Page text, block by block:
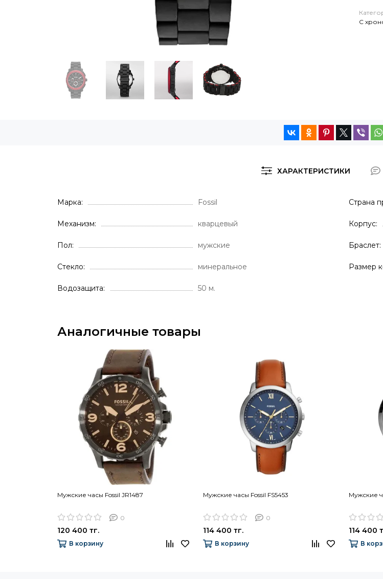
C
ХАРАКТЕРИСТИКИ
Марка Fossil
Механизм кварцевый
Пол мужские
Стекло минеральное
Водозащита 50 м.
Страна
Корпус
Браслет
Размер
Аналогичные товары
Мужские часы Fossil JR1487
0
120 400 тг.
В корзину
Мужские часы Fossil FS5453
0
114 400 тг.
В корзину
Мужские
114 400
В